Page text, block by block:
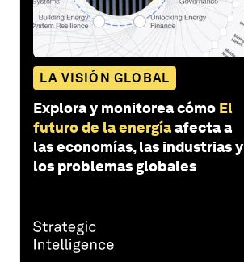
LA VISIÓN GLOBAL
Explora y monitorea cómo El
futuro de la energíaafecta a
las economías, las industrias y
los problemas globales